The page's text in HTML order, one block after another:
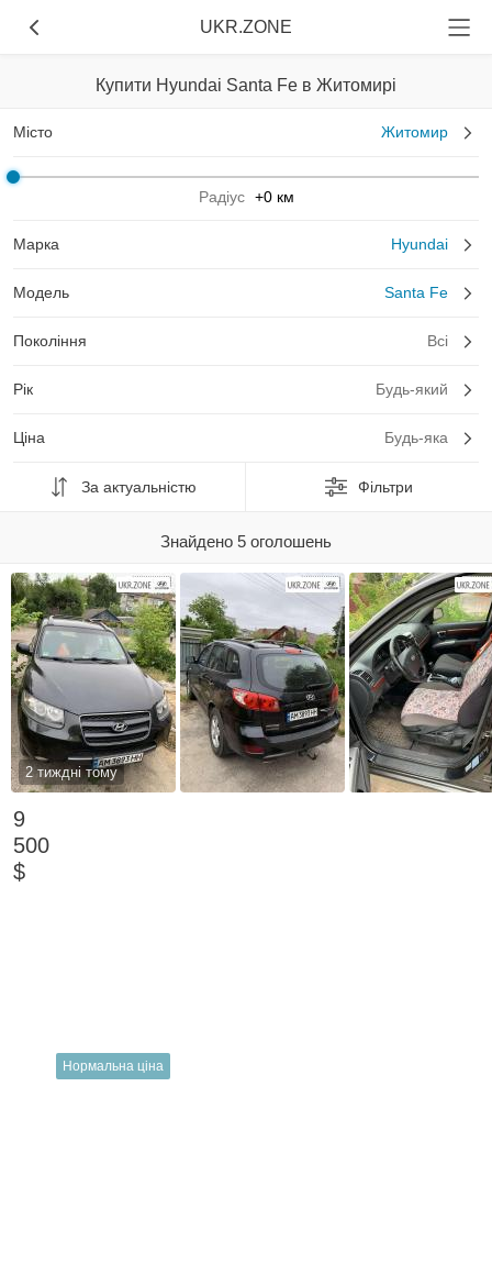
UKR.ZONE
Купити Hyundai Santa Fe в Житомирі
Місто Житомир
Радіус +0 км
Марка Hyundai
Модель Santa Fe
Покоління Всі
Рік Будь-який
Ціна Будь-яка
За актуальністю Фільтри
Знайдено 5 оголошень
2 тиждні тому
9
500
$
Нормальна ціна